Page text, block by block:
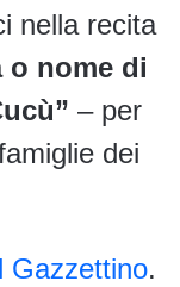
nella recita
o nome di
– per
dei
Gazzettino.